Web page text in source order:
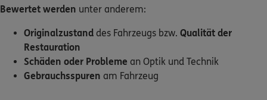
Bewertet werden unter anderem:
Originalzustand des Fahrzeugs bzw. Qualität der
Restauration
Schäden oder Probleme an Optik und Technik
Gebrauchsspuren am Fahrzeug